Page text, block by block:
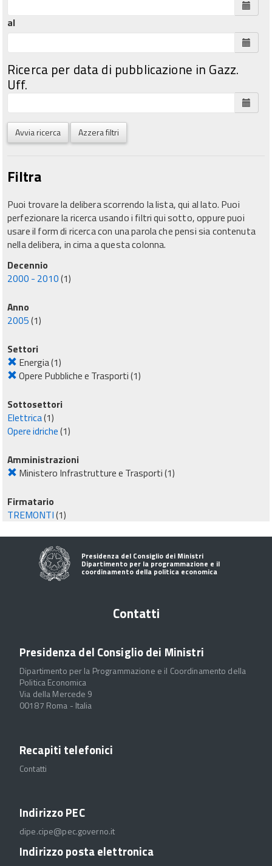
al
Ricerca per data di pubblicazione in Gazz.
Uff.
Avvia ricerca Azzera filtri
Filtra
Puoi trovare la delibera scorrendo la lista, qui al lato. Puoi
perfezionare la ricerca usando i filtri qui sotto, oppure puoi
usare il form di ricerca con una parola che pensi sia contenuta
nella delibera, in cima a questa colonna.
Decennio
2000 - 2010(1)
Anno
2005(1)
Settori
Energia(1)
Opere Pubbliche e Trasporti(1)
Sottosettori
Elettrica(1)
Opere idriche(1)
Amministrazioni
Ministero Infrastrutture e Trasporti(1)
Firmatario
TREMONTI(1)
Presidenza del Consiglio dei Ministri
Dipartimento per la programmazione e il
coordinamento della politica economica
Contatti
Presidenza del Consiglio dei Ministri
Dipartimento per la Programmazione e il Coordinamento della
Politica Economica
Via della Mercede 9
00187 Roma - Italia
Recapiti telefonici
Contatti
Indirizzo PEC
dipe.cipe@pec.governo.it
Indirizzo posta elettronica